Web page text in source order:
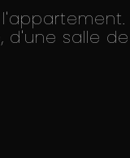
salle